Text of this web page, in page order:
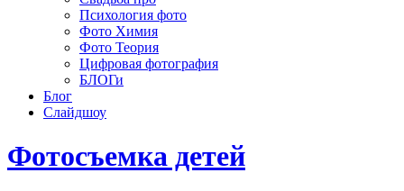
Психология фото
Фото Химия
Фото Теория
Цифровая фотография
БЛОГи
Блог
Слайдшоу
Фотосъемка детей